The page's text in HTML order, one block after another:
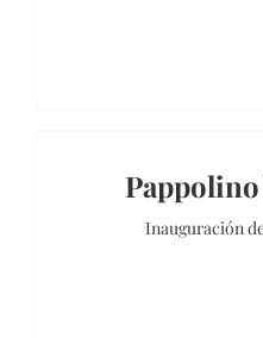
Inauguración